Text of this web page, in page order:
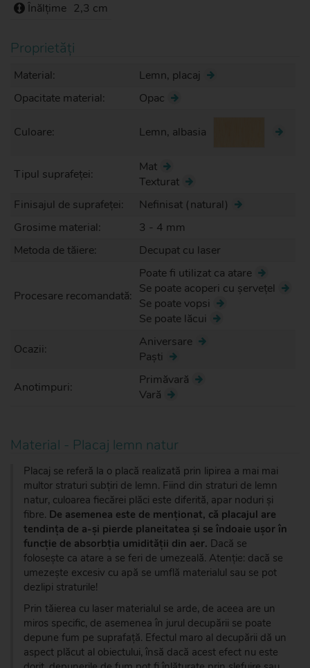
Înălțime 2,3 cm
Proprietăți
Material:
Lemn, placaj
Opacitate material:
Opac
Culoare: Lemn, albasia
Tipul suprafeței:
Mat
Texturat
Finisajul de suprafeței:
Nefinisat (natural)
Grosime material:
3 - 4 mm
Metoda de tăiere:
Decupat cu laser
Procesare recomandată:
Poate fi utilizat ca atare
Se poate acoperi cu șervețel
Se poate vopsi
Se poate lăcui
Ocazii:
Aniversare
Paști
Anotimpuri:
Primăvară
Vară
Material - Placaj lemn natur
Placaj se referă la o placă realizată prin lipirea a mai mai
multor straturi subțiri de lemn. Fiind din straturi de lemn
natur, culoarea fiecărei plăci este diferită, apar noduri și
fibre. De asemenea este de menționat, că placajul are
tendința de a-și pierde planeitatea și se îndoaie ușor în
funcție de absorbția umidității din aer. Dacă se
folosește ca atare a se feri de umezeală. Atenție: dacă se
umezește excesiv cu apă se umflă materialul sau se pot
dezlipi straturile!
Prin tăierea cu laser materialul se arde, de aceea are un
miros specific, de asemenea în jurul decupării se poate
depune fum pe suprafață. Efectul maro al decupării dă un
aspect plăcut al obiectului, însă dacă acest efect nu este